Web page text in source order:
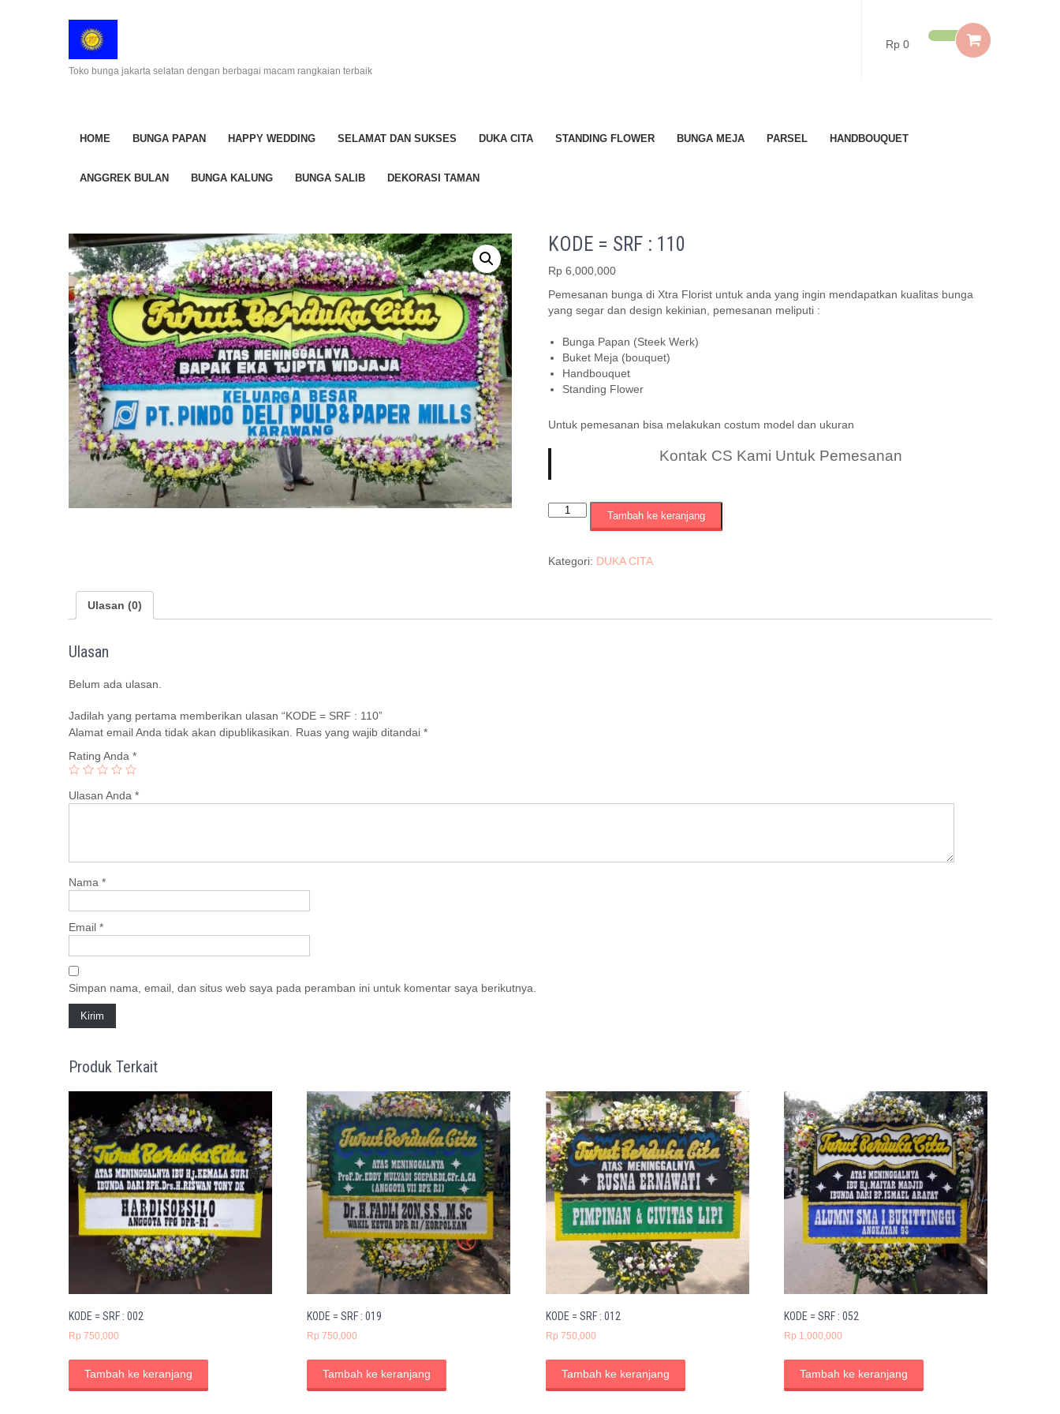
Toko bunga jakarta selatan dengan berbagai macam rangkaian terbaik
Rp 0
HOME BUNGA PAPAN HAPPY WEDDING SELAMAT DAN SUKSES DUKA CITA STANDING FLOWER BUNGA MEJA PARSEL HANDBOUQUET
ANGGREK BULAN BUNGA KALUNG BUNGA SALIB DEKORASI TAMAN
KODE = SRF : 110
Rp 6,000,000
Pemesanan bunga di Xtra Florist untuk anda yang ingin mendapatkan kualitas bunga
yang segar dan design kekinian, pemesanan meliputi :
Bunga Papan (Steek Werk)
Buket Meja (bouquet)
Handbouquet
Standing Flower
Untuk pemesanan bisa melakukan costum model dan ukuran
Kontak CS Kami Untuk Pemesanan
Kuantitas
SRF
Tambah ke keranjang
Kategori: DUKA CITA
Ulasan (0)
Ulasan
Belum ada ulasan.
Jadilah yang pertama memberikan ulasan “KODE = SRF : 110”
Alamat email Anda tidak akan dipublikasikan.
Ruas yang wajib ditandai *
Rating Anda *
Ulasan Anda *
Nama *
Email *
Simpan nama, email, dan situs web saya pada peramban ini untuk komentar saya berikutnya.
Produk Terkait
KODE = SRF : 002
Rp 750,000
Tambah ke keranjang
KODE = SRF : 019
Rp 750,000
Tambah ke keranjang
KODE = SRF : 012
Rp 750,000
Tambah ke keranjang
KODE = SRF : 052
Rp 1,000,000
Tambah ke keranjang